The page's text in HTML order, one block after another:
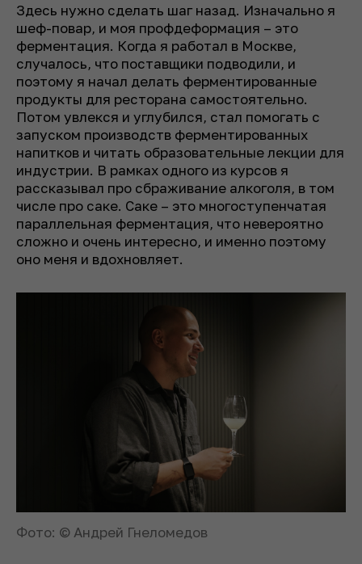
Здесь нужно сделать шаг назад. Изначально я
шеф-повар, и моя профдеформация – это
ферментация. Когда я работал в Москве,
случалось, что поставщики подводили, и
поэтому я начал делать ферментированные
продукты для ресторана самостоятельно.
Потом увлекся и углубился, стал помогать с
запуском производств ферментированных
напитков и читать образовательные лекции для
индустрии. В рамках одного из курсов я
рассказывал про сбраживание алкоголя, в том
числе про саке. Саке – это многоступенчатая
параллельная ферментация, что невероятно
сложно и очень интересно, и именно поэтому
оно меня и вдохновляет.
Фото: © Андрей Гнеломедов